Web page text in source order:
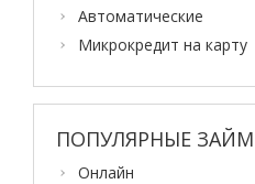
Автоматические
Микрокредит на карту
ПОПУЛЯРНЫЕ
Онлайн